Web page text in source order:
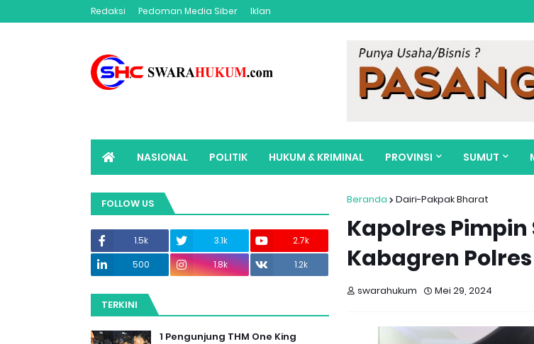
Redaksi Pedoman Media Siber Iklan
NASIONAL POLITIK HUKUM & KRIMINAL PROVINSI SUMUT
ADVERTORIAL Beranda Dairi-Pakpak Bharat
Kapolres
Kabagren
swarahukum Mei 29, 2024
FOLLOW US
1.5k 3.1k
2.7k
500
1.8k 1.2k
TERKINI
1 Pengunjung THM One King